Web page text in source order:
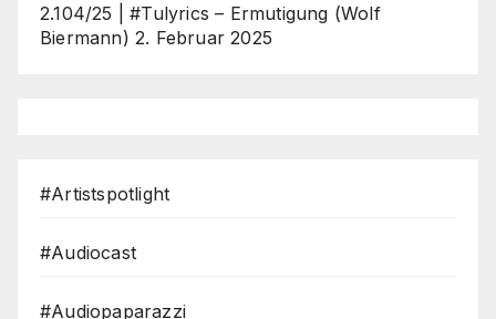
2.104/25 | #Tulyrics – Ermutigung (Wolf
Biermann) 2. Februar 2025
#Artistspotlight
#Audiocast
#Audiopaparazzi